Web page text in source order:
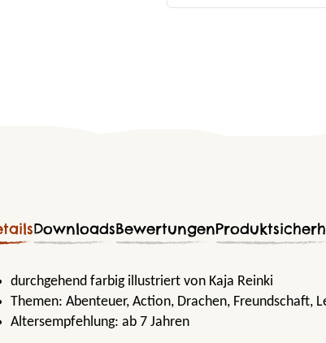
DownloadsBewertungen
durchgehend farbig illustriert von Kaja Reinki
Themen: Abenteuer, Action, Drachen, Freundschaft,
Altersempfehlung: ab 7 Jahren